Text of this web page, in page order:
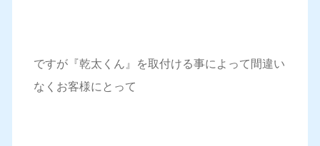
ですが『乾太くん』を取付ける事によって間違い
なくお客様にとって